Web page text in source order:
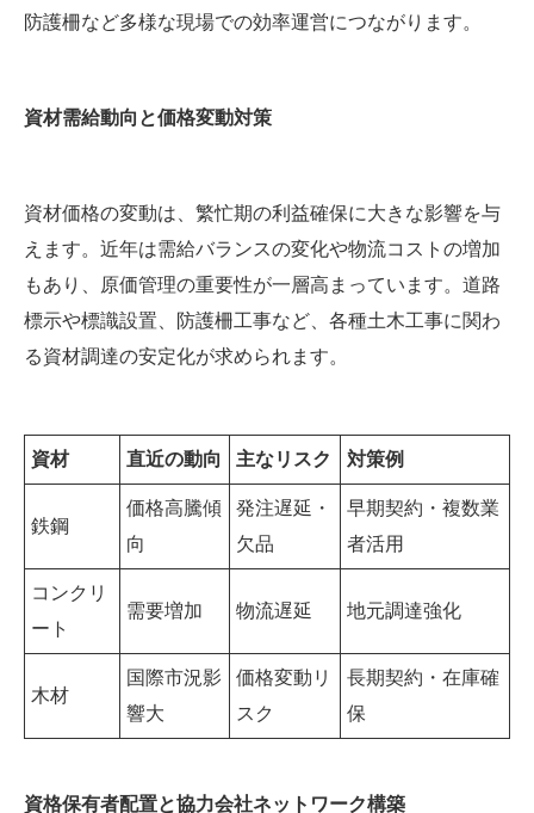
防護柵など多様な現場での効率運営につながります。
資材需給動向と価格変動対策
資材価格の変動は、繁忙期の利益確保に大きな影響を与
えます。近年は需給バランスの変化や物流コストの増加
もあり、原価管理の重要性が一層高まっています。道路
標示や標識設置、防護柵工事など、各種土木工事に関わ
る資材調達の安定化が求められます。
資材 直近の動向 主なリスク 対策例
鉄鋼
価格高騰傾
向
発注遅延・
欠品
早期契約・複数業
者活用
コンクリ
ート
需要増加 物流遅延 地元調達強化
木材
国際市況影
響大
価格変動リ
スク
長期契約・在庫確
保
資格保有者配置と協力会社ネットワーク構築